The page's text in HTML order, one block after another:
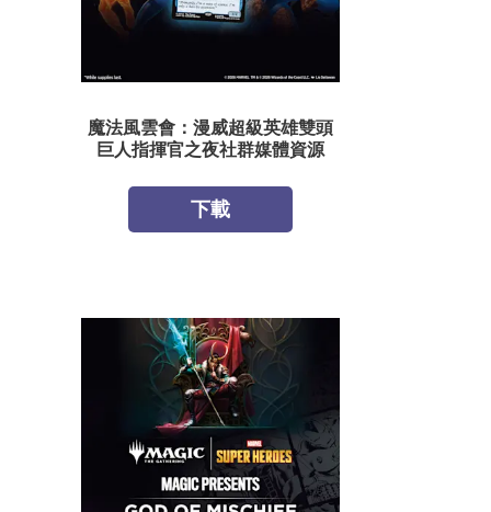
魔法風雲會：漫威超級英雄雙頭
巨人指揮官之夜社群媒體資源
下載